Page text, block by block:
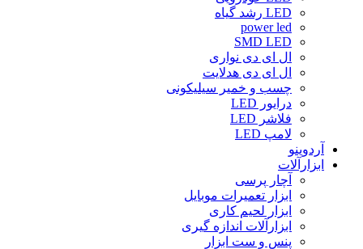
LED رشد گیاه
power led
SMD LED
ال ای دی نواری
ال ای دی هدلایت
چسب و خمیر سیلیکونی
درایور LED
فلاشر LED
لامپ LED
آردوینو
ابزارآلات
آچار پرسی
ابزار تعمیرات موبایل
ابزار لحیم کاری
ابزارآلات اندازه گیری
پنس و ست ابزار